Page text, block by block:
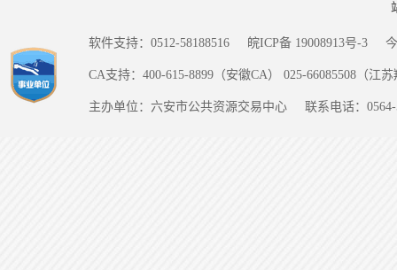
软件支持：0512-58188516 皖ICP备 19008913号-3
CA支持：400-615-8899（安徽CA） 025-66085508（江
主办单位：六安市公共资源交易中心 联系电话：0564-